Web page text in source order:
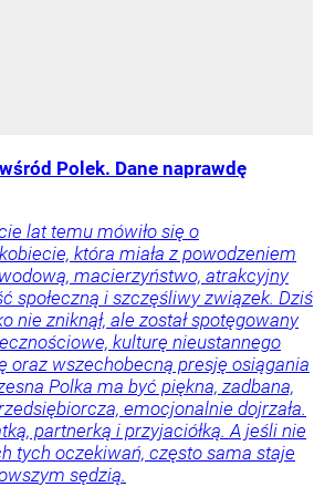
Polek. Dane naprawdę
lat temu mówiło się o
która miała z powodzeniem
macierzyństwo, atrakcyjny
społeczną i szczęśliwy związek. Dziś
nie zniknął, ale został spotęgowany
kulturę nieustannego
oraz wszechobecną presję osiągania
Polka ma być piękna, zadbana,
emocjonalnie dojrzała.
partnerką i przyjaciółką. A jeśli nie
tych oczekiwań, często sama staje
sędzią.